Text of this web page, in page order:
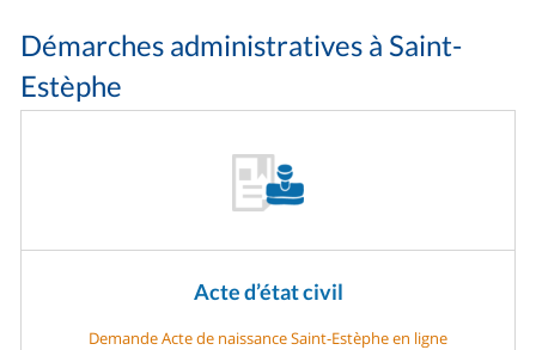
Démarches administratives à Saint-
Estèphe
Acte d’état civil
Demande Acte de naissance Saint-Estèphe en ligne